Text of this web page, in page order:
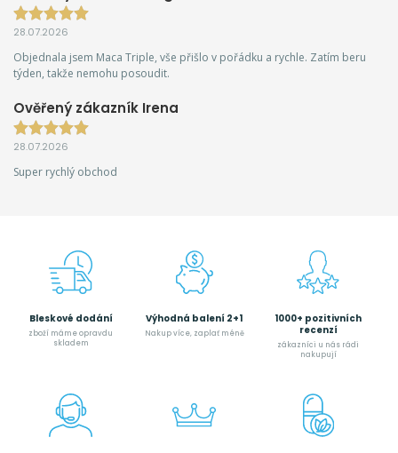
28.07.2026
Objednala jsem Maca Triple, vše přišlo v pořádku a rychle. Zatím beru
týden, takže nemohu posoudit.
Ověřený zákazník Irena
28.07.2026
Super rychlý obchod
Bleskové dodání
zboží máme opravdu
skladem
Výhodná balení 2+1
Nakup více, zaplať méně
1000+ pozitivních
recenzí
zákazníci u nás rádi
nakupují